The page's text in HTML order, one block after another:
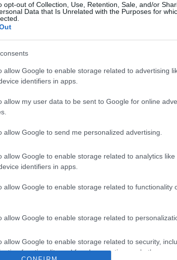
opt-out of Collection, Use, Retention, Sale, and/or
Data that Is Unrelated with the Purposes for
allow Google to enable storage related to advertising
identifiers in apps.
allow my user data to be sent to Google for online
allow Google to send me personalized advertising.
allow Google to enable storage related to analytics like
identifiers in apps.
allow Google to enable storage related to functionality
allow Google to enable storage related to
allow Google to enable storage related to security,
functionality and fraud prevention, and other user
legyen a Google-találatokban!
SZERZŐDÉS